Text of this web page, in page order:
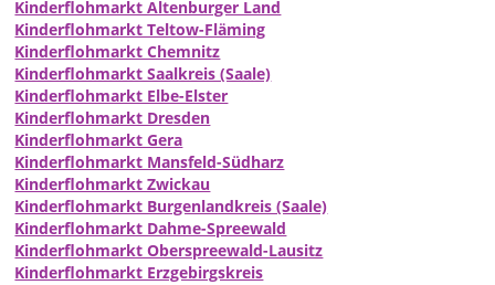
Kinderflohmarkt Altenburger Land
Kinderflohmarkt Teltow-Fläming
Kinderflohmarkt Chemnitz
Kinderflohmarkt Saalkreis (Saale)
Kinderflohmarkt Elbe-Elster
Kinderflohmarkt Dresden
Kinderflohmarkt Gera
Kinderflohmarkt Mansfeld-Südharz
Kinderflohmarkt Zwickau
Kinderflohmarkt Burgenlandkreis (Saale)
Kinderflohmarkt Dahme-Spreewald
Kinderflohmarkt Oberspreewald-Lausitz
Kinderflohmarkt Erzgebirgskreis